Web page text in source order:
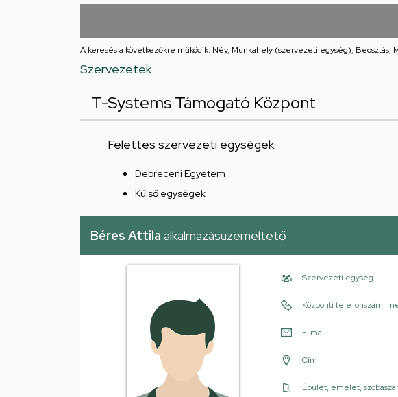
feladatellátási
A keresés a következőkre működik: Név, Munkahely (szervezeti egység), Beosztás,
Szervezetek
T-Systems Támogató Központ
Felettes szervezeti egységek
Debreceni Egyetem
Külső egységek
Béres Attila alkalmazásüzemeltető
Szervezeti egység
Központi telefonszám,
E-mail
Cím
Épület, emelet,